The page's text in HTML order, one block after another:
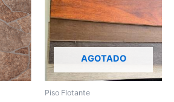
AGOTADO
Piso Flotante